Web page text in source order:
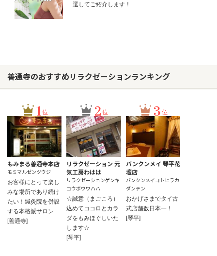
選してご紹介します！
善通寺のおすすめリラクゼーションランキング
1位
もみまる善通寺本店
モミマルゼンツウジ
お客様にとって楽し
みな場所であり続け
たい！鍼灸院を併設
する本格派サロン
[善通寺]
2 位
リラクゼーション 元
気工房わはは
リラクゼーションゲンキ
コウボウワハハ
☆誠意（まごころ）
込めてココロとカラ
ダをもみほぐしいた
します☆
[琴平]
3 位
バンクンメイ 琴平花
壇店
バンクンメイコトヒラカ
ダンテン
おかげさまでタイ古
式店舗数日本一！
[琴平]